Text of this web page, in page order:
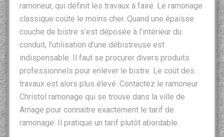
ramoneur, qui définit les travaux à faire. Le ramonage
classique coûte le moins cher. Quand une épaisse
couche de bistre s’est déposée à l’intérieur du
conduit, l’utilisation d’une débistreuse est
indispensable. Il faut se procurer divers produits
professionnels pour enlever le bistre. Le coût des
travaux est alors plus élevé. Contactez le ramoneur
Christol ramonage qui se trouve dans la ville de
Arnage pour connaitre exactement le tarif de
ramonage. Il pratique un tarif plutôt abordable.